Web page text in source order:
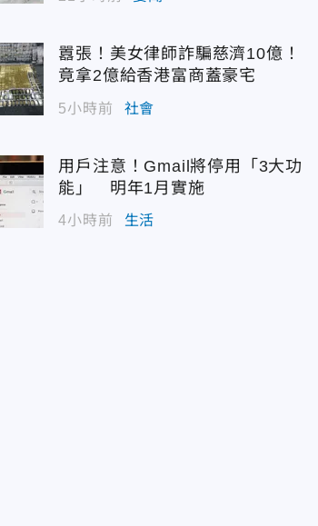
囂張！美女律師詐騙慈濟10億！
竟拿2億給香港富商蓋豪宅
5小時前 社會
用戶注意！Gmail將停用「3大功
能」 明年1月實施
4小時前 生活